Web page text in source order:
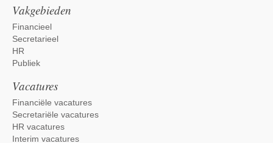
Vakgebieden
Financieel
Secretarieel
HR
Publiek
Vacatures
Financiële vacatures
Secretariële vacatures
HR vacatures
Interim vacatures